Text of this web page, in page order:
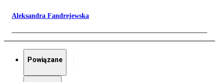
Aleksandra Fandrejewska
Powiązane